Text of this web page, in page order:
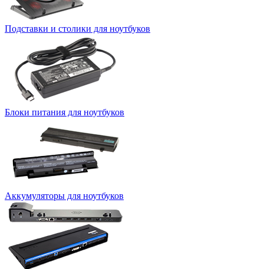
Подставки и столики для ноутбуков
Блоки питания для ноутбуков
Аккумуляторы для ноутбуков